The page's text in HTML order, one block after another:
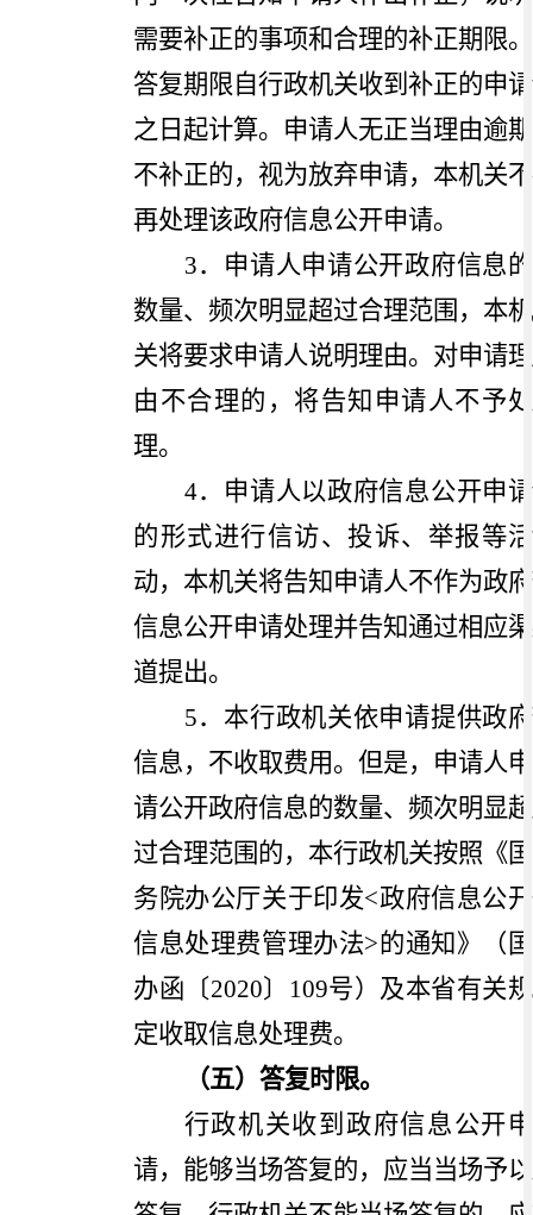
需要补正的事项和合理的补正期限。
答复期限自行政机关收到补正的申请
之日起计算。申请人无正当理由逾期
不补正的，视为放弃申请，本机关不
再处理该政府信息公开申请。
3．申请人申请公开政府信息的
数量、频次明显超过合理范围，本机
关将要求申请人说明理由。对申请理
由不合理的，将告知申请人不予处
理。
4．申请人以政府信息公开申请
的形式进行信访、投诉、举报等活
动，本机关将告知申请人不作为政府
信息公开申请处理并告知通过相应渠
道提出。
5．本行政机关依申请提供政府
信息，不收取费用。但是，申请人申
请公开政府信息的数量、频次明显超
过合理范围的，本行政机关按照《国
务院办公厅关于印发<政府信息公开
信息处理费管理办法>的通知》（国
办函〔2020〕 109号）及本省有关规
定收取信息处理费。
（五）答复时限。
行政机关收到政府信息公开申
请，能够当场答复的，应当当场予以